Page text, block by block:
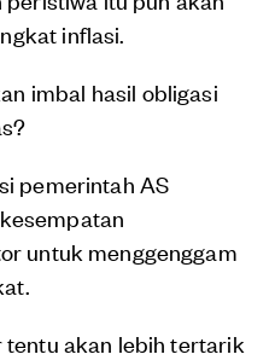
inflasi.
imbal hasil obligasi
pemerintah AS
untuk menggenggam
tentu akan lebih tertarik